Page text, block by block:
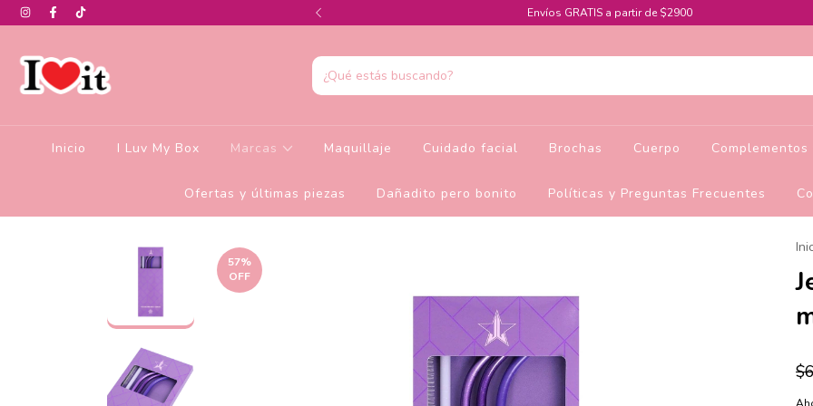
de descuento en la colección de Glamlite Envíos GRATIS a partir de $2900
Inicio I Luv My Box Marcas Maquillaje Cuidado facial Brochas Cuerpo
Ofertas y últimas piezas Dañadito pero bonito Políticas y Preguntas Frecuentes
57%
OFF